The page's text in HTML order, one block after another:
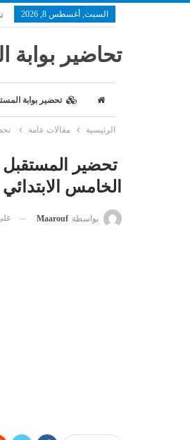
السبت, أغسطس 8, 2026
تحاضير بوابة
تحضير بوابة
الرئيسية مقالات عامة
تحضير المستقبل
الخامس الابتدائي 1443 هـ
بواسطة Maarouf